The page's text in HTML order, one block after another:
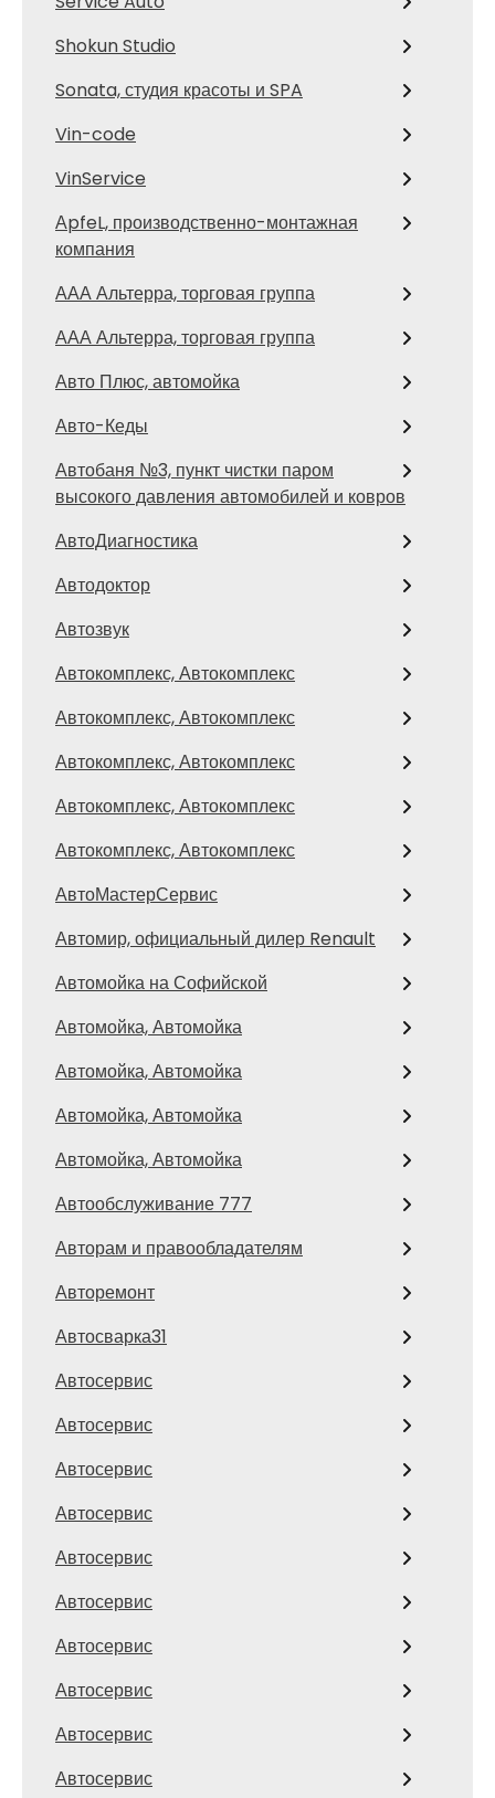
Shokun Studio
Sonata, студия красоты и SPA
Vin-code
VinService
АpfeL, производственно-монтажная
компания
ААА Альтерра, торговая группа
ААА Альтерра, торговая группа
Авто Плюс, автомойка
Авто-Кеды
Автобаня №3, пункт чистки паром
высокого давления автомобилей и ковров
АвтоДиагностика
Автодоктор
Автозвук
Автокомплекс, Автокомплекс
Автокомплекс, Автокомплекс
Автокомплекс, Автокомплекс
Автокомплекс, Автокомплекс
Автокомплекс, Автокомплекс
АвтоМастерСервис
Автомир, официальный дилер Renault
Автомойка на Софийской
Автомойка, Автомойка
Автомойка, Автомойка
Автомойка, Автомойка
Автомойка, Автомойка
Автообслуживание 777
Авторам и правообладателям
Авторемонт
Автосварка31
Автосервис
Автосервис
Автосервис
Автосервис
Автосервис
Автосервис
Автосервис
Автосервис
Автосервис
Автосервис